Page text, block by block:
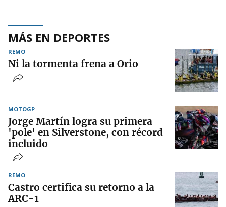
MÁS EN DEPORTES
REMO
Ni la tormenta frena a Orio
MOTOGP
Jorge Martín logra su primera
'pole' en Silverstone, con récord
incluido
REMO
Castro certifica su retorno a la
ARC-1